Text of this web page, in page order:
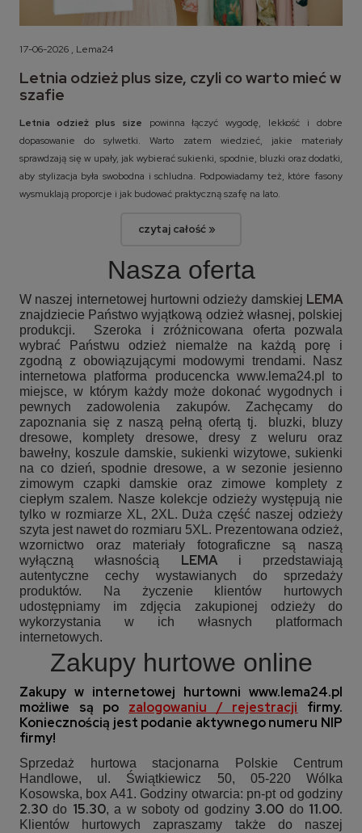
17-06-2026 , Lema24
Letnia odzież plus size, czyli co warto mieć w
szafie
Letnia odzież plus size powinna łączyć wygodę, lekkość i dobre
dopasowanie do sylwetki. Warto zatem wiedzieć, jakie materiały
sprawdzają się w upały, jak wybierać sukienki, spodnie, bluzki oraz dodatki,
aby stylizacja była swobodna i schludna. Podpowiadamy też, które fasony
wysmuklają proporcje i jak budować praktyczną szafę na lato.
czytaj całość »
Nasza oferta
W naszej internetowej hurtowni odzieży damskiej LEMA
znajdziecie Państwo wyjątkową odzież własnej, polskiej
produkcji. Szeroka i zróżnicowana oferta pozwala
wybrać Państwu odzież niemalże na każdą porę i
zgodną z obowiązującymi modowymi trendami. Nasz
internetowa platforma producencka www.lema24.pl to
miejsce, w którym każdy może dokonać wygodnych i
pewnych zadowolenia zakupów. Zachęcamy do
zapoznania się z naszą pełną ofertą tj.
bluzki, bluzy
dresowe, komplety dresowe, dresy z weluru oraz
bawełny, koszule damskie, sukienki wizytowe, sukienki
na co dzień, spodnie dresowe, a w sezonie jesienno
zimowym czapki damskie oraz zimowe komplety z
ciepłym szalem. Nasze kolekcje odzieży występują nie
tylko w rozmiarze XL, 2XL. Duża część naszej odzieży
szyta jest nawet do rozmiaru 5XL. Prezentowana odzież,
wzornictwo oraz materiały fotograficzne są naszą
wyłączną własnością LEMAi przedstawiają
autentyczne cechy wystawianych do sprzedaży
produktów. Na życzenie klientów hurtowych
udostępniamy im zdjęcia zakupionej odzieży do
wykorzystania w ich własnych platformach
internetowych.
Zakupy hurtowe online
Zakupy w internetowej hurtowni www.lema24.pl
możliwe są po zalogowaniu / rejestracji firmy.
Koniecznością jest podanie aktywnego numeru NIP
firmy!
Sprzedaż hurtowa stacjonarna Polskie Centrum
Handlowe, ul. Świątkiewicz 50, 05-220 Wólka
Kosowska, box A41. Godziny otwarcia: pn-pt od godziny
2.30 do 15.30, a w soboty od godziny 3.00 do 11.00.
Klientów hurtowych zapraszamy także do naszej